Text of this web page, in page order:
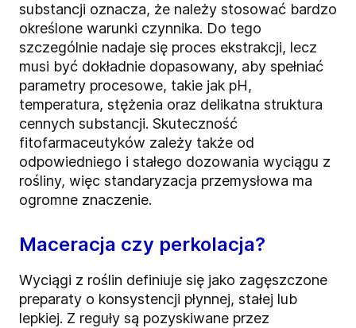
substancji oznacza, że należy stosować bardzo
określone warunki czynnika. Do tego
szczególnie nadaje się proces ekstrakcji, lecz
musi być dokładnie dopasowany, aby spełniać
parametry procesowe, takie jak pH,
temperatura, stężenia oraz delikatna struktura
cennych substancji. Skuteczność
fitofarmaceutyków zależy także od
odpowiedniego i stałego dozowania wyciągu z
rośliny, więc standaryzacja przemysłowa ma
ogromne znaczenie.
Maceracja czy perkolacja?
Wyciągi z roślin definiuje się jako zagęszczone
preparaty o konsystencji płynnej, stałej lub
lepkiej. Z reguły są pozyskiwane przez